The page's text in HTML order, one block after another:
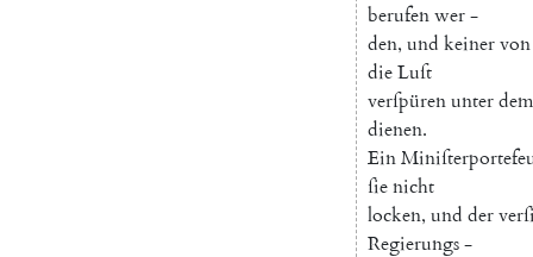
berufenwer-
den, und keinervon
dieLuſt
verſpürenunterdem
dienen.
Ein
ſienicht
locken, und der
Regierungs-